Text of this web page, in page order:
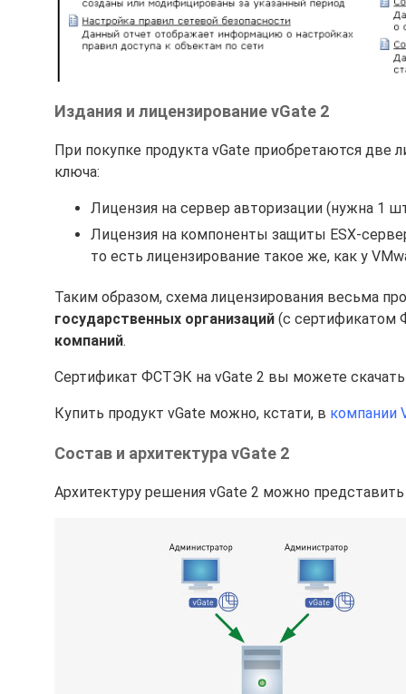
Издания и лицензирование vGate 2
При покупке продукта vGate приобретаются
ключа:
Лицензия на сервер авторизации (нужна 1
Лицензия на компоненты защиты ESX-
то есть лицензирование такое же, как у
Таким образом, схема лицензирования весьма
государственных организаций (с
компаний.
Сертификат ФСТЭК на vGate 2 вы можете
Купить продукт vGate можно, кстати, в компании
Состав и архитектура vGate 2
Архитектуру решения vGate 2 можно